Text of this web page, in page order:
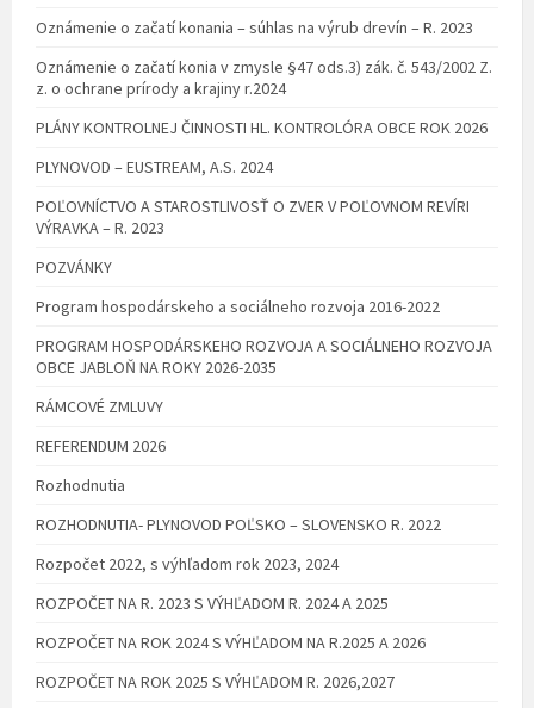
Oznámenie o začatí konania – súhlas na výrub drevín – R. 2023
Oznámenie o začatí konia v zmysle §47 ods.3) zák. č. 543/2002 Z.
z. o ochrane prírody a krajiny r.2024
PLÁNY KONTROLNEJ ČINNOSTI HL. KONTROLÓRA OBCE ROK 2026
PLYNOVOD – EUSTREAM, A.S. 2024
POĽOVNÍCTVO A STAROSTLIVOSŤ O ZVER V POĽOVNOM REVÍRI
VÝRAVKA – R. 2023
POZVÁNKY
Program hospodárskeho a sociálneho rozvoja 2016-2022
PROGRAM HOSPODÁRSKEHO ROZVOJA A SOCIÁLNEHO ROZVOJA
OBCE JABLOŇ NA ROKY 2026-2035
RÁMCOVÉ ZMLUVY
REFERENDUM 2026
Rozhodnutia
ROZHODNUTIA- PLYNOVOD POĽSKO – SLOVENSKO R. 2022
Rozpočet 2022, s výhľadom rok 2023, 2024
ROZPOČET NA R. 2023 S VÝHĽADOM R. 2024 A 2025
ROZPOČET NA ROK 2024 S VÝHĽADOM NA R.2025 A 2026
ROZPOČET NA ROK 2025 S VÝHĽADOM R. 2026,2027